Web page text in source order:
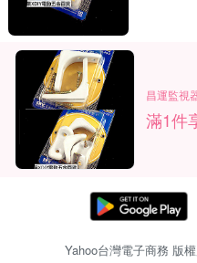
昌運監視
滿1件
Yahoo台灣電子商務 版